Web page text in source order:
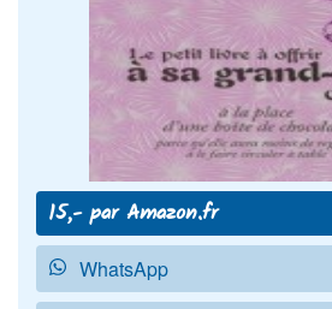
15,- par Amazon.fr
WhatsApp